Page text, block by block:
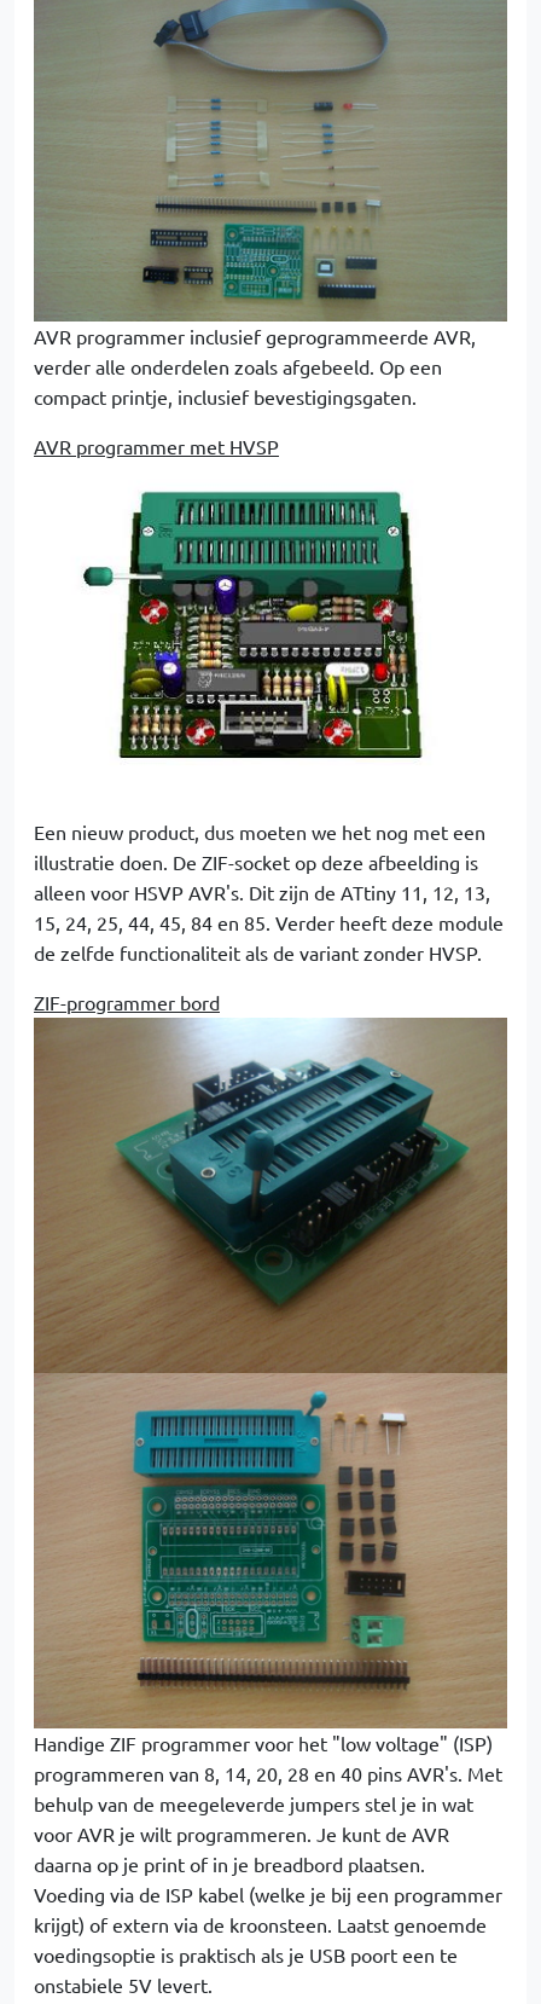
AVR programmer inclusief geprogrammeerde AVR,
verder alle onderdelen zoals afgebeeld. Op een
compact printje, inclusief bevestigingsgaten.
AVR programmer met HVSP
Een nieuw product, dus moeten we het nog met een
illustratie doen. De ZIF-socket op deze afbeelding is
alleen voor HSVP AVR's. Dit zijn de ATtiny 11, 12, 13,
15, 24, 25, 44, 45, 84 en 85. Verder heeft deze module
de zelfde functionaliteit als de variant zonder HVSP.
ZIF-programmer bord
Handige ZIF programmer voor het "low voltage" (ISP)
programmeren van 8, 14, 20, 28 en 40 pins AVR's. Met
behulp van de meegeleverde jumpers stel je in wat
voor AVR je wilt programmeren. Je kunt de AVR
daarna op je print of in je breadbord plaatsen.
Voeding via de ISP kabel (welke je bij een programmer
krijgt) of extern via de kroonsteen. Laatst genoemde
voedingsoptie is praktisch als je USB poort een te
onstabiele 5V levert.